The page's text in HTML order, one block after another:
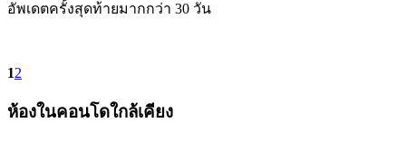
อัพเดตครั้งสุดท้ายมากกว่า 30 วัน
12
ห้องในคอนโดใกล้เคียง